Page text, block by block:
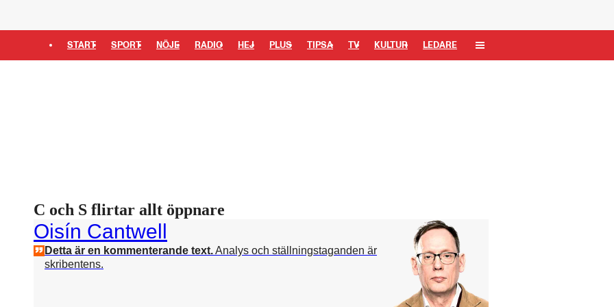
START SPORT NÖJE RADIO HEJ PLUS TIPSA TV KULTUR LEDARE
C och S flirtar allt öppnare
Oisín Cantwell
Detta är en kommenterande text.Analys och ställningstaganden är
skribentens.